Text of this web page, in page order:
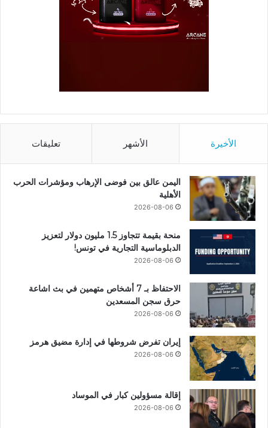
الأخيرة الأشهر تعليقات
اليمن عالق بين فوضى الإرهاب ومؤشرات الحرب
الأهلية
2026-08-06
منحة بقيمة تتجاوز 1.5 مليون دولار لتعزيز
الدبلوماسية التجارية في تونس!
2026-08-06
الاحتفاظ بـ 7 أشخاص متهمين في بث اشاعة
حرق سجن المسعدين
2026-08-06
إيران تفرض شروطها في إدارة مضيق هرمز
2026-08-06
إقالة مسؤولين كبار في الموساد
2026-08-06